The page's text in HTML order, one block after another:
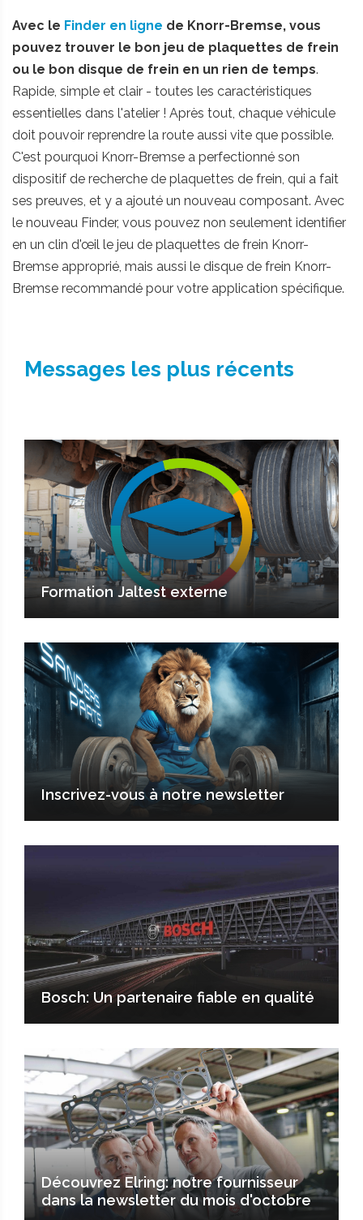
Avec le Finder en ligne de Knorr-Bremse, vous
pouvez trouver le bon jeu de plaquettes de frein
ou le bon disque de frein en un rien de temps.
Rapide, simple et clair - toutes les caractéristiques
essentielles dans l'atelier ! Après tout, chaque véhicule
doit pouvoir reprendre la route aussi vite que possible.
C'est pourquoi Knorr-Bremse a perfectionné son
dispositif de recherche de plaquettes de frein, qui a fait
ses preuves, et y a ajouté un nouveau composant. Avec
le nouveau Finder, vous pouvez non seulement identifier
en un clin d'œil le jeu de plaquettes de frein Knorr-
Bremse approprié, mais aussi le disque de frein Knorr-
Bremse recommandé pour votre application spécifique.
Messages les plus récents
Formation Jaltest externe
Inscrivez-vous à notre newsletter
Bosch: Un partenaire fiable en qualité
Découvrez Elring: notre fournisseur
dans la newsletter du mois d'octobre